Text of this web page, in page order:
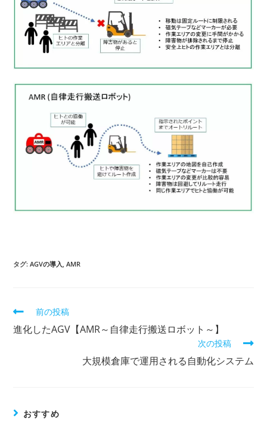
タグ:AGVの導入 AMR
そ
他
前の投稿
進化したAGV【AMR～自律走行搬送ロボット～】
次の投稿
大規模倉庫で運用される自動化システム
おすすめ